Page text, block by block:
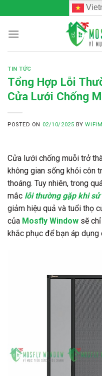
to
content
TIN TỨC
Tổng Hợp Lỗi
Cửa Lưới Chống
POSTED ON 02/10/2025 BYWIFIM
Cửa lưới chống muỗi trở
không gian sống khỏi côn
thoáng. Tuy nhiên, trong
mắc lỗi thường gặp khi
giảm hiệu quả và tuổi thọ
của Mosfly Window sẽ
khắc phục để bạn áp